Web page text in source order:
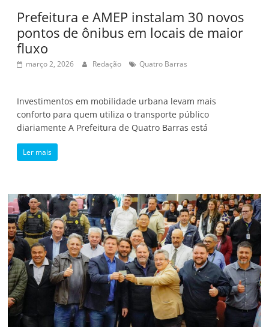
Prefeitura e AMEP instalam 30 novos
pontos de ônibus em locais de maior
fluxo
março 2, 2026 Redação Quatro Barras
Investimentos em mobilidade urbana levam mais
conforto para quem utiliza o transporte público
diariamente A Prefeitura de Quatro Barras está
Ler mais